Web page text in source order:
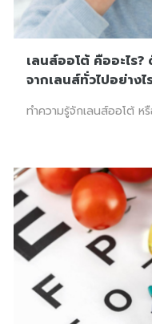
เลนส์ออโต้ คืออะไร?
จากเลนส์ทั่วไปอย่างไ
ทำความรู้จักเลนส์ออโต้ ห